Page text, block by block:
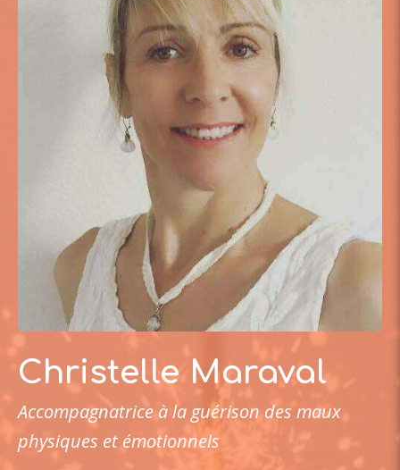
Christelle Maraval
Accompagnatrice à la guérison des maux
physiques et émotionnels